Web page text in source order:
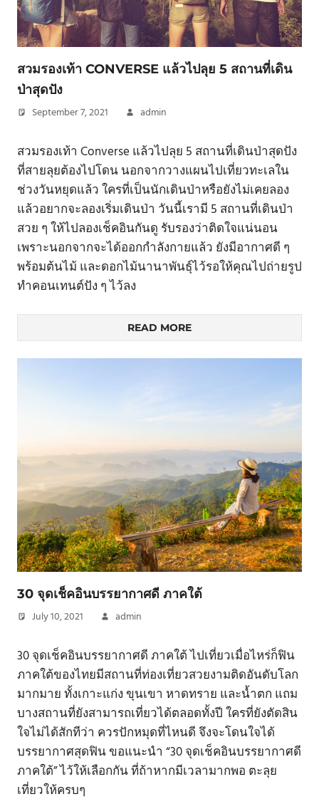
สวมรองเท้า CONVERSE แล้วไปลุย 5 สถานที่เดิน
ป่าสุดปัง
September 7, 2021 admin
สวมรองเท้า Converse แล้วไปลุย 5 สถานที่เดินป่าสุดปัง
ที่สายลุยต้องไปโดน นอกจากวางแผนไปเที่ยวทะเลใน
ช่วงวันหยุดแล้ว ใครที่เป็นนักเดินป่าหรือยังไม่เคยลอง
แล้วอยากจะลองเริ่มเดินป่า วันนี้เรามี 5 สถานที่เดินป่า
สวย ๆ ให้ไปลองเช็คอินกันดู รับรองว่าติดใจแน่นอน
เพราะนอกจากจะได้ออกกำลังกายแล้ว ยังมีอากาศดี ๆ
พร้อมต้นไม้ และดอกไม้นานาพันธุ์ไว้รอให้คุณไปถ่ายรูป
ทำคอนเทนต์ปัง ๆ ไว้ลง
READ MORE
30 จุดเช็คอินบรรยากาศดี ภาคใต้
July 10, 2021 admin
30 จุดเช็คอินบรรยากาศดี ภาคใต้ ไปเที่ยวเมื่อไหร่ก็ฟิน
ภาคใต้ของไทยมีสถานที่ท่องเที่ยวสวยงามติดอันดับโลก
มากมาย ทั้งเกาะแก่ง ขุนเขา หาดทราย และน้ำตก แถม
บางสถานที่ยังสามารถเที่ยวได้ตลอดทั้งปี ใครที่ยังตัดสิน
ใจไม่ได้สักทีว่า ควรปักหมุดที่ไหนดี จึงจะโดนใจได้
บรรยากาศสุดฟิน ขอแนะนำ “30 จุดเช็คอินบรรยากาศดี
ภาคใต้” ไว้ให้เลือกกัน ที่ถ้าหากมีเวลามากพอ ตะลุย
เที่ยวให้ครบๆ